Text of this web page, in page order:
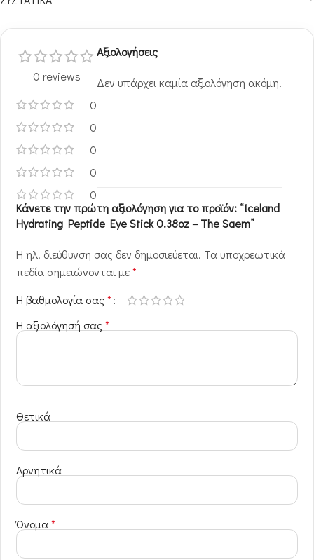
0 reviews
0
0
0
0
0
Αξιολογήσεις
Δεν υπάρχει καμία αξιολόγηση ακόμη.
Κάνετε την πρώτη αξιολόγηση για το προϊόν: “Iceland
Hydrating Peptide Eye Stick 0.38oz – The Saem”
Η ηλ. διεύθυνση σας δεν δημοσιεύεται. Τα υποχρεωτικά
πεδία σημειώνονται με*
Η βαθμολογία σας*
Η αξιολόγησή σας*
Θετικά
Αρνητικά
Όνομα*